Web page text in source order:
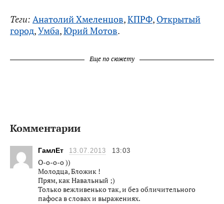
Теги: Анатолий Хмеленцов,КПРФ, Открытый
город,Умба,Юрий Мотов.
Еще по сюжету
Комментарии
ГамлЕт 13.07.2013 13:03
О-о-о-о ))
Молодца, Бложик !
Прям, как Навальный ;)
Только вежливенько так, и без обличительного
пафоса в словах и выражениях.